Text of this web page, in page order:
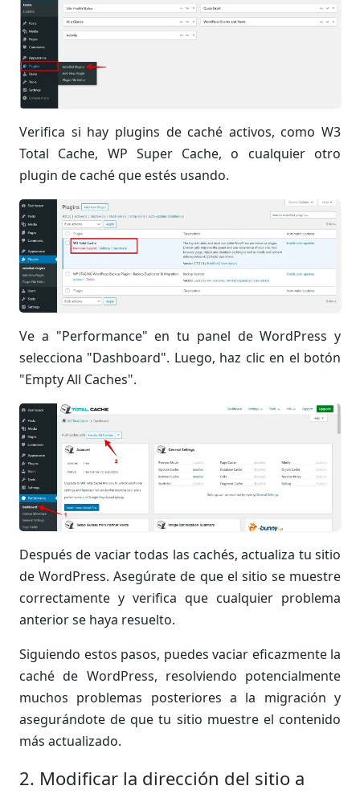
Verifica si hay plugins de caché activos, como W3
Total Cache, WP Super Cache, o cualquier otro
plugin de caché que estés usando.
Ve a "Performance" en tu panel de WordPress y
selecciona "Dashboard". Luego, haz clic en el botón
"Empty All Caches".
Después de vaciar todas las cachés, actualiza tu sitio
de WordPress. Asegúrate de que el sitio se muestre
correctamente y verifica que cualquier problema
anterior se haya resuelto.
Siguiendo estos pasos, puedes vaciar eficazmente la
caché de WordPress, resolviendo potencialmente
muchos problemas posteriores a la migración y
asegurándote de que tu sitio muestre el contenido
más actualizado.
2. Modificar la dirección del sitio a